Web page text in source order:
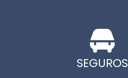
SEGUROS